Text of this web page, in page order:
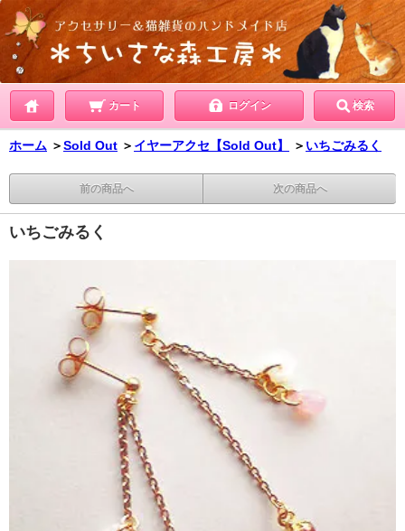
カート ログイン 検索
ホーム ＞Sold Out ＞ イヤーアクセ【Sold Out】 ＞ いちごみるく
前の商品へ 次の商品へ
いちごみるく